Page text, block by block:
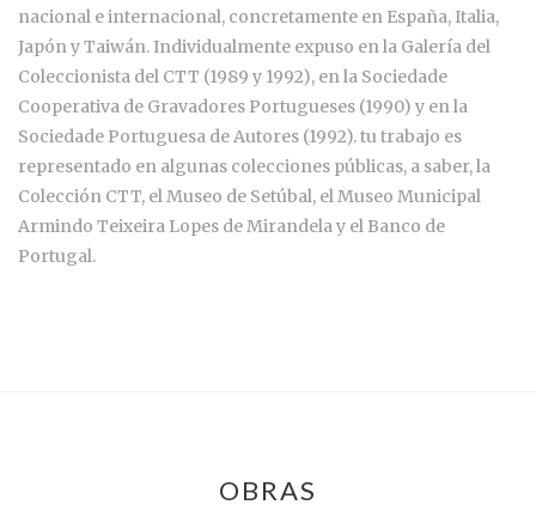
nacional e internacional, concretamente en España, Italia,
Japón y Taiwán. Individualmente expuso en la Galería del
Coleccionista del CTT (1989 y 1992), en la Sociedade
Cooperativa de Gravadores Portugueses (1990) y en la
Sociedade Portuguesa de Autores (1992). tu trabajo es
representado en algunas colecciones públicas, a saber, la
Colección CTT, el Museo de Setúbal, el Museo Municipal
Armindo Teixeira Lopes de Mirandela y el Banco de
Portugal.
OBRAS